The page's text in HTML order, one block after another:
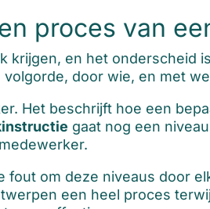
proces van
krijgen, en het onderscheid
door wie, en met
Het beschrijft hoe een
gaat nog een
fout om deze niveaus door
een heel proces